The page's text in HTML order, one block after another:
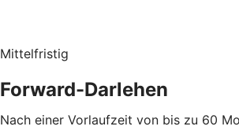
Mittelfristig
Forward-Darlehen
Nach einer Vorlaufzeit von bis zu 60